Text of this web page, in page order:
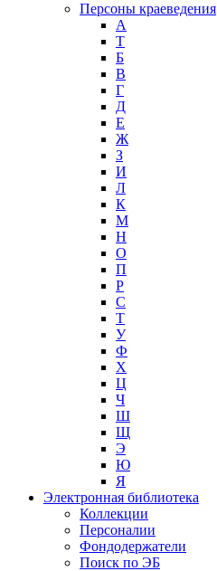
Персоны краеведения
А
T
Б
В
Г
Д
Е
Ж
З
И
Л
К
М
Н
О
П
Р
С
Т
У
Ф
Х
Ц
Ч
Ш
Щ
Э
Ю
Я
Электронная библиотека
Коллекции
Персоналии
Фондодержатели
Поиск по ЭБ